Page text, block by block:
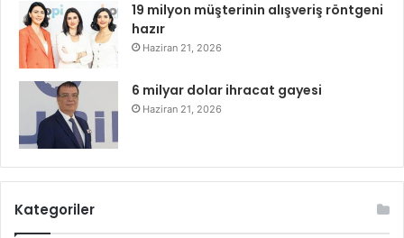
19 milyon müşterinin alışveriş röntgeni
hazır
Haziran 21, 2026
6 milyar dolar ihracat gayesi
Haziran 21, 2026
Kategoriler